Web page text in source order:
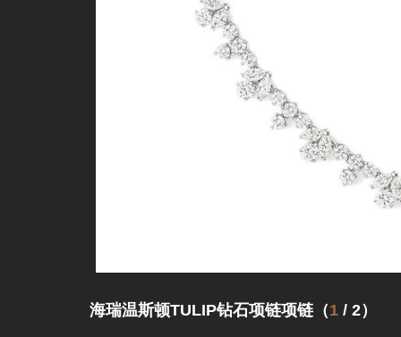
海瑞温斯顿TULIP钻石项链项链（1 / 2）